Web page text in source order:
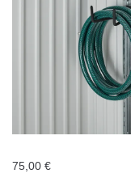
75,00 €